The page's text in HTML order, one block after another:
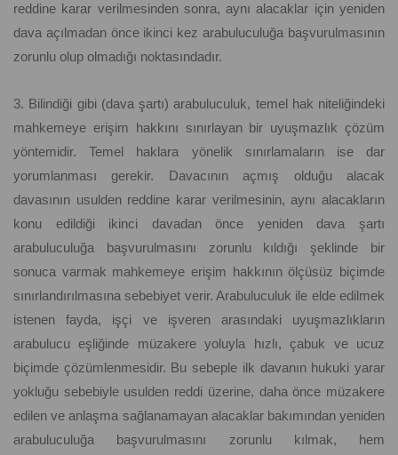
reddine karar verilmesinden sonra, aynı alacaklar için yeniden
dava açılmadan önce ikinci kez arabuluculuğa başvurulmasının
zorunlu olup olmadığı noktasındadır.
3. Bilindiği gibi (dava şartı) arabuluculuk, temel hak niteliğindeki
mahkemeye erişim hakkını sınırlayan bir uyuşmazlık çözüm
yöntemidir. Temel haklara yönelik sınırlamaların ise dar
yorumlanması gerekir. Davacının açmış olduğu alacak
davasının usulden reddine karar verilmesinin, aynı alacakların
konu edildiği ikinci davadan önce yeniden dava şartı
arabuluculuğa başvurulmasını zorunlu kıldığı şeklinde bir
sonuca varmak mahkemeye erişim hakkının ölçüsüz biçimde
sınırlandırılmasına sebebiyet verir. Arabuluculuk ile elde edilmek
istenen fayda, işçi ve işveren arasındaki uyuşmazlıkların
arabulucu eşliğinde müzakere yoluyla hızlı, çabuk ve ucuz
biçimde çözümlenmesidir. Bu sebeple ilk davanın hukuki yarar
yokluğu sebebiyle usulden reddi üzerine, daha önce müzakere
edilen ve anlaşma sağlanamayan alacaklar bakımından yeniden
arabuluculuğa başvurulmasını zorunlu kılmak, hem